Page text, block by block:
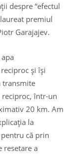
despre “efectul
premiul
Garajajev.
şi îşi
transmite
reciproc, într-un
20 km. Am
la
că prin
resetare a